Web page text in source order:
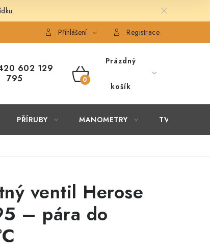
OBCHODNÍ PODMÍNKY PODMÍNKY OCHRANY
Přihlášení Registrace
602 129
795
NÁKUPNÍ
Prázdný
košík
PŘÍRUBY MANOMETRY TVAROVKY
ventil Herose
– pára do